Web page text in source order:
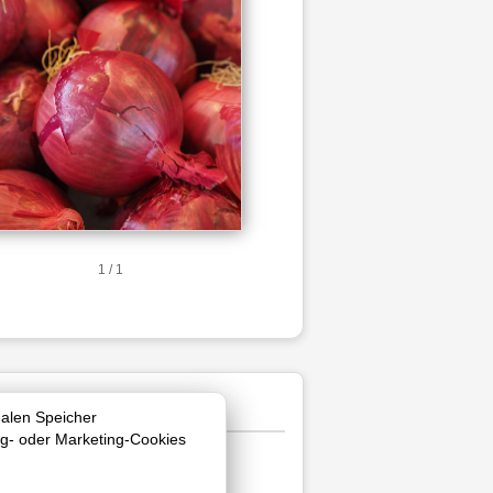
Speicher
oder Marketing-Cookies
1 / 1